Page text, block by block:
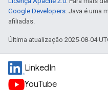
Google Developers . Java é uma
afiliadas.
Última atualização 2025-08-04
LinkedIn
YouTube